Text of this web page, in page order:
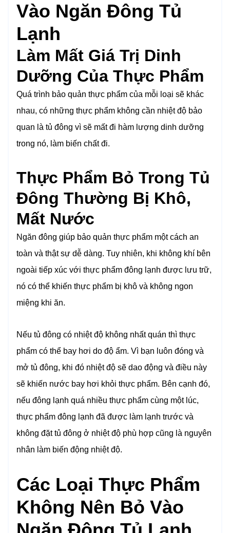
Vào Ngăn Đông Tủ
Lạnh
Làm Mất Giá Trị Dinh
Dưỡng Của Thực Phẩm
Quá trình bảo quản thực phẩm của mỗi loại sẽ khác
nhau, có những thực phẩm không cần nhiệt độ bảo
quan là tủ đông vì sẽ mất đi hàm lượng dinh dưỡng
trong nó, làm biến chất đi.
Thực Phẩm Bỏ Trong Tủ
Đông Thường Bị Khô,
Mất Nước
Ngăn đông giúp bảo quản thực phẩm một cách an
toàn và thật sự dễ dàng. Tuy nhiên, khi không khí bên
ngoài tiếp xúc với thực phẩm đông lạnh được lưu trữ,
nó có thể khiến thực phẩm bị khô và không ngon
miệng khi ăn.
Nếu tủ đông có nhiệt độ không nhất quán thì thực
phẩm có thể bay hơi do độ ẩm. Vì bạn luôn đóng và
mở tủ đông, khi đó nhiệt độ sẽ dao động và điều này
sẽ khiến nước bay hơi khỏi thực phẩm. Bên cạnh đó,
nếu đông lạnh quá nhiều thực phẩm cùng một lúc,
thực phẩm đông lạnh đã được làm lạnh trước và
không đặt tủ đông ở nhiệt độ phù hợp cũng là nguyên
nhân làm biến động nhiệt độ.
Các Loại Thực Phẩm
Không Nên Bỏ Vào